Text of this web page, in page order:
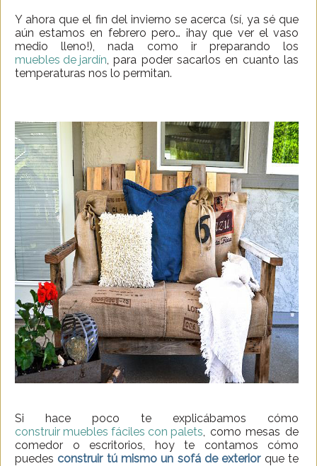
Y ahora que el fin del invierno se acerca (sí, ya sé que
aún estamos en febrero pero… ¡hay que ver el vaso
medio lleno!), nada como ir preparando los
muebles de jardín, para poder sacarlos en cuanto las
temperaturas nos lo permitan.
Si hace poco te explicábamos cómo
construir muebles fáciles con palets, como mesas de
comedor o escritorios, hoy te contamos cómo
puedes construir tú mismo un sofá de exteriorque te